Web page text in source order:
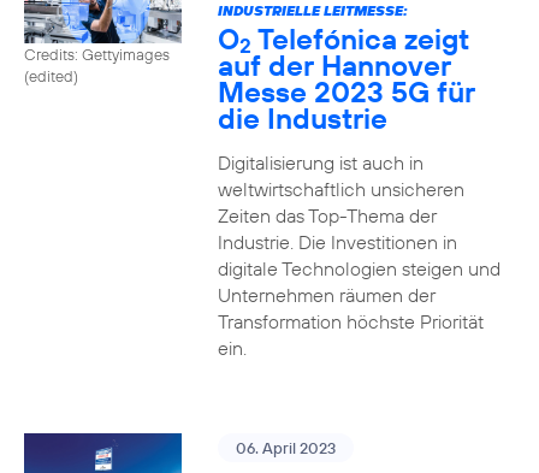
Credits: Gettyimages
(edited)
INDUSTRIELLE LEITMESSE:
O2 Telefónica zeigt
auf der Hannover
Messe 2023 5G für
die Industrie
Digitalisierung ist auch in
weltwirtschaftlich unsicheren
Zeiten das Top-Thema der
Industrie. Die Investitionen in
digitale Technologien steigen und
Unternehmen räumen der
Transformation höchste Priorität
ein.
06. April 2023